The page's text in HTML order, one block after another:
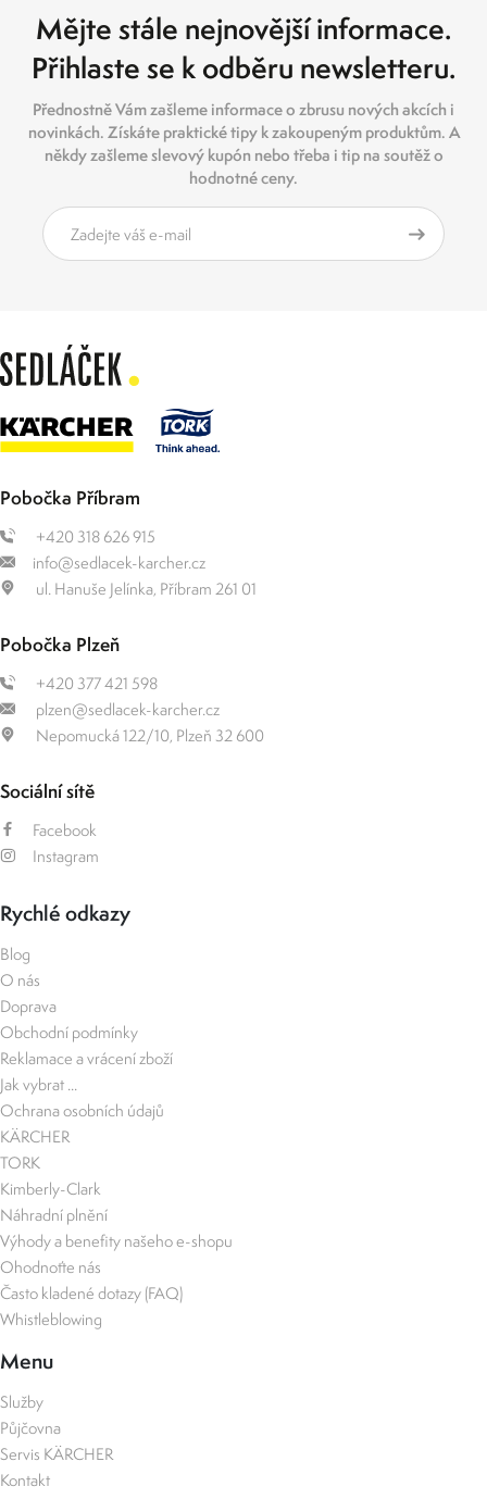
Mějte stále nejnovější informace.
Přihlaste se k odběru newsletteru.
Přednostně Vám zašleme informace o zbrusu nových akcích i
novinkách. Získáte praktické tipy k zakoupeným produktům. A
někdy zašleme slevový kupón nebo třeba i tip na soutěž o
hodnotné ceny.
Pobočka Příbram
+420 318 626 915
info@sedlacek-karcher.cz
ul. Hanuše Jelínka, Příbram 261 01
Pobočka Plzeň
+420 377 421 598
plzen@sedlacek-karcher.cz
Nepomucká 122/10, Plzeň 32 600
Sociální sítě
Facebook
Instagram
Rychlé odkazy
Blog
O nás
Doprava
Obchodní podmínky
Reklamace a vrácení zboží
Jak vybrat ...
Ochrana osobních údajů
KÄRCHER
TORK
Kimberly-Clark
Náhradní plnění
Výhody a benefity našeho e-shopu
Ohodnoťte nás
Často kladené dotazy (FAQ)
Whistleblowing
Menu
Služby
Půjčovna
Servis KÄRCHER
Kontakt